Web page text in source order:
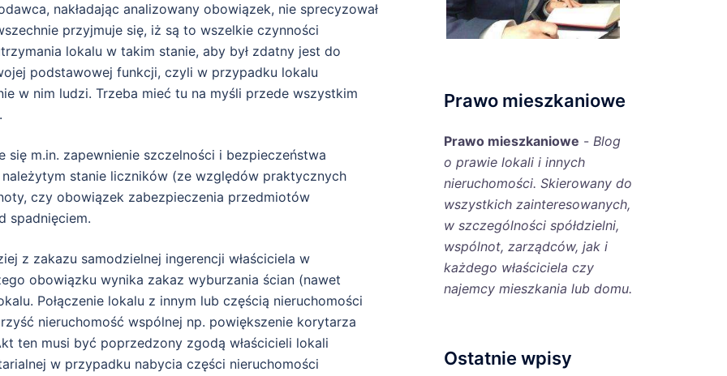
nakładając analizowany obowiązek, nie sprecyzował
przyjmuje się, iż są to wszelkie czynności
lokalu w takim stanie, aby był zdatny jest do
podstawowej funkcji, czyli w przypadku lokalu
w nim ludzi. Trzeba mieć tu na myśli przede wszystkim
m.in. zapewnienie szczelności i bezpieczeństwa
stanie liczników (ze względów praktycznych
czy obowiązek zabezpieczenia przedmiotów
spadnięciem.
z zakazu samodzielnej ingerencji właściciela w
obowiązku wynika zakaz wyburzania ścian (nawet
Połączenie lokalu z innym lub częścią nieruchomości
nieruchomość wspólnej np. powiększenie korytarza
ten musi być poprzedzony zgodą właścicieli lokali
w przypadku nabycia części nieruchomości
Prawo mieszkaniowe
Prawo mieszkaniowe - Blog
o prawie lokali i innych
nieruchomości. Skierowany do
wszystkich zainteresowanych,
w szczególności spółdzielni,
wspólnot, zarządców, jak i
każdego właściciela czy
najemcy mieszkania lub domu.
Ostatnie wpisy